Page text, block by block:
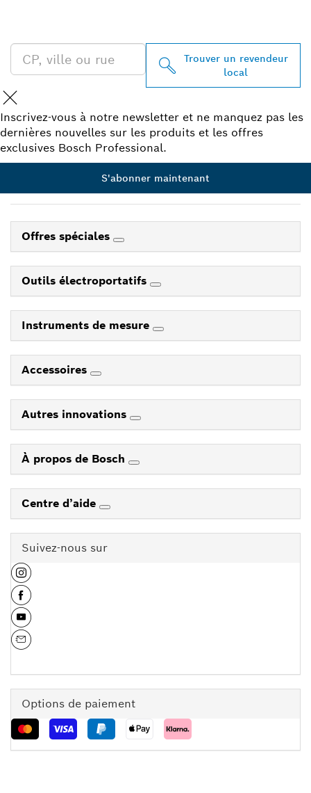
Trouver un revendeur
local
Inscrivez-vous à notre newsletter et ne manquez pas les
dernières nouvelles sur les produits et les offres
exclusives Bosch Professional.
S'abonner maintenant
Offres spéciales
Outils électroportatifs
Instruments de mesure
Accessoires
Autres innovations
À propos de Bosch
Centre d’aide
Suivez-nous sur
Options de paiement